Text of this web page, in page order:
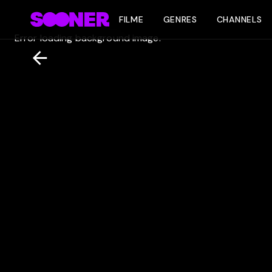
FILME GENRES CHANNELS
Error loading background image.